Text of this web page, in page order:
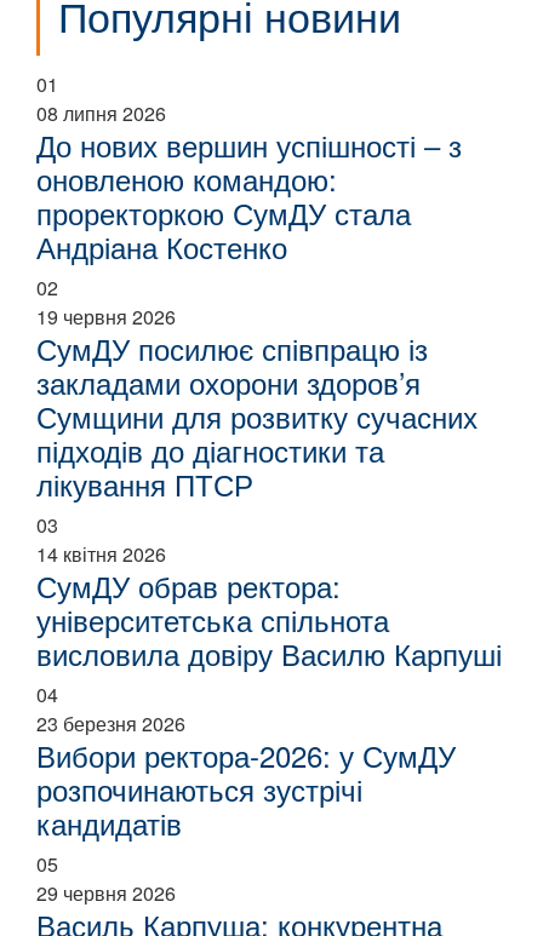
Популярні новини
01
08 липня 2026
До нових вершин успішності – з
оновленою командою:
проректоркою СумДУ стала
Андріана Костенко
02
19 червня 2026
СумДУ посилює співпрацю із
закладами охорони здоров’я
Сумщини для розвитку сучасних
підходів до діагностики та
лікування ПТСР
03
14 квітня 2026
СумДУ обрав ректора:
університетська спільнота
висловила довіру Василю Карпуші
04
23 березня 2026
Вибори ректора-2026: у СумДУ
розпочинаються зустрічі
кандидатів
05
29 червня 2026
Василь Карпуша: конкурентна